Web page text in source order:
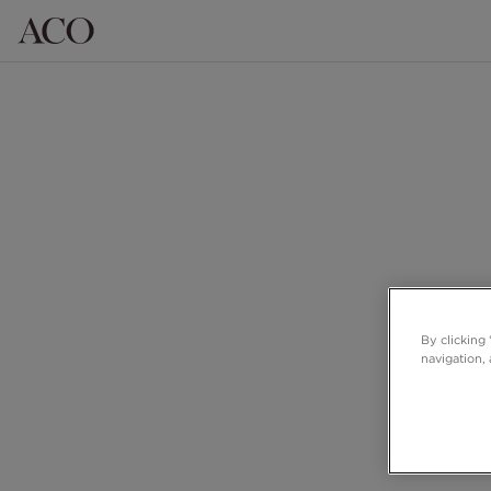
By clicking
navigation,